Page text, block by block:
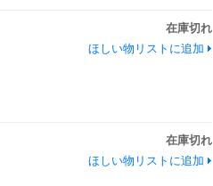
在庫切れ
ほしい物リストに追加
在庫切れ
ほしい物リストに追加